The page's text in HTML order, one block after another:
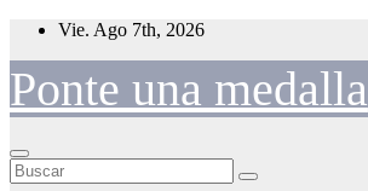
Saltar
contenido
Vie. Ago 7th, 2026
Ponte una medalla